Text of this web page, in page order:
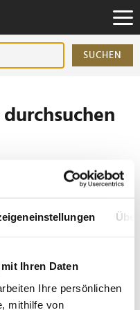
Ihren Daten
Ihre persönlichen
mithilfe von
SUCHEN
enthalten:
Italien